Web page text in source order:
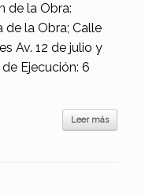
de la Obra:
de la Obra; Calle
Av. 12 de julio y
Ejecución: 6
Leer más